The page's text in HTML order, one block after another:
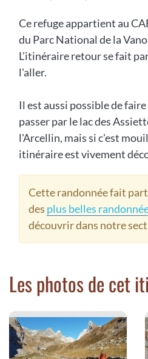
Ce refuge appartient au
du Parc National de la
L'itinéraire retour se fait
l'aller.
Il est aussi possible de
passer par le lac des
l'Arcellin, mais si c'est
itinéraire est vivement
Cette randonnée fait
des plus belles
découvrir dans notre
Les photos de cet